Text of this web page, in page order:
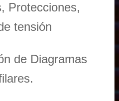
Protecciones,
tensión
de Diagramas